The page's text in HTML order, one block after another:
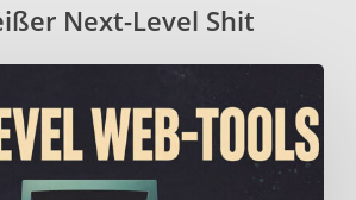
Next-Level Shit